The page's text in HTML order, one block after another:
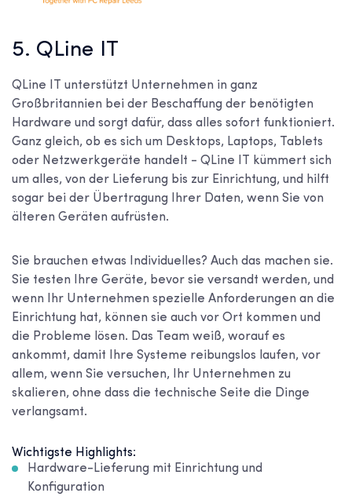
5. QLine IT
QLine IT unterstützt Unternehmen in ganz
Großbritannien bei der Beschaffung der benötigten
Hardware und sorgt dafür, dass alles sofort funktioniert.
Ganz gleich, ob es sich um Desktops, Laptops, Tablets
oder Netzwerkgeräte handelt - QLine IT kümmert sich
um alles, von der Lieferung bis zur Einrichtung, und hilft
sogar bei der Übertragung Ihrer Daten, wenn Sie von
älteren Geräten aufrüsten.
Sie brauchen etwas Individuelles? Auch das machen sie.
Sie testen Ihre Geräte, bevor sie versandt werden, und
wenn Ihr Unternehmen spezielle Anforderungen an die
Einrichtung hat, können sie auch vor Ort kommen und
die Probleme lösen. Das Team weiß, worauf es
ankommt, damit Ihre Systeme reibungslos laufen, vor
allem, wenn Sie versuchen, Ihr Unternehmen zu
skalieren, ohne dass die technische Seite die Dinge
verlangsamt.
Wichtigste Highlights:
Hardware-Lieferung mit Einrichtung und
Konfiguration